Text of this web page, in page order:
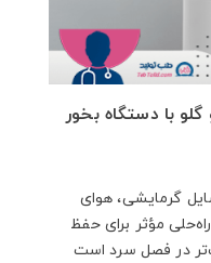
با دستگاه بخور
گرمایشی، هوای
مؤثر برای حفظ
در فصل سرد است